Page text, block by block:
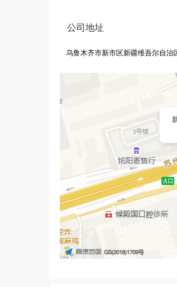
公司地址
乌鲁木齐市新市区新疆维吾尔自治